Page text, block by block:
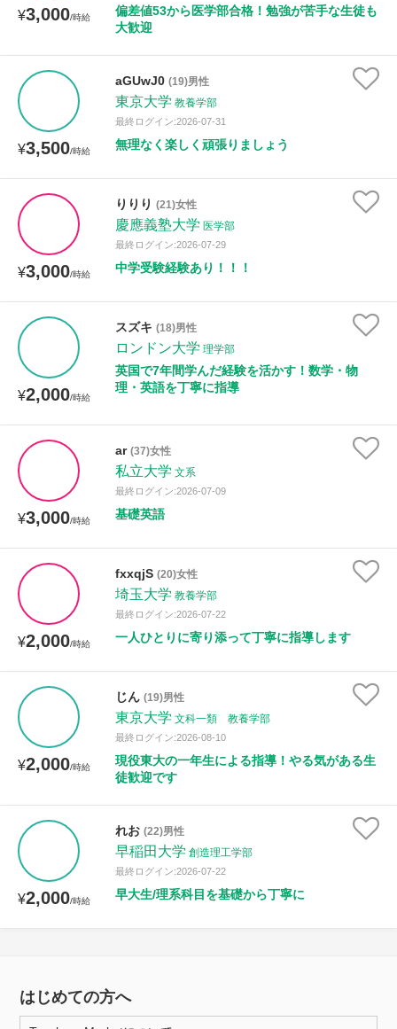
¥3,000/時給
偏差値53から医学部合格！勉強が苦手な生徒も
大歓迎
¥3,500/時給
aGUwJ0 (19)男性
東京大学 教養学部
最終ログイン:2026-07-31
無理なく楽しく頑張りましょう
¥3,000/時給
りりり (21)女性
慶應義塾大学 医学部
最終ログイン:2026-07-29
中学受験経験あり！！！
¥2,000/時給
スズキ (18)男性
ロンドン大学 理学部
英国で7年間学んだ経験を活かす！数学・物
理・英語を丁寧に指導
¥3,000/時給
ar (37)女性
私立大学 文系
最終ログイン:2026-07-09
基礎英語
¥2,000/時給
fxxqjS (20)女性
埼玉大学 教養学部
最終ログイン:2026-07-22
一人ひとりに寄り添って丁寧に指導します
¥2,000/時給
じん (19)男性
東京大学 文科一類 教養学部
最終ログイン:2026-08-10
現役東大の一年生による指導！やる気がある生
徒歓迎です
¥2,000/時給
れお (22)男性
早稲田大学 創造理工学部
最終ログイン:2026-07-22
早大生/理系科目を基礎から丁寧に
はじめての方へ